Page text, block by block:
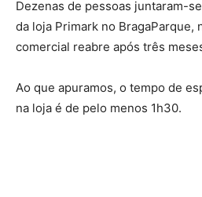
Dezenas de pessoas juntaram-
da loja Primark no BragaParque,
comercial reabre após três
Ao que apuramos, o tempo de
na loja é de pelo menos 1h30.